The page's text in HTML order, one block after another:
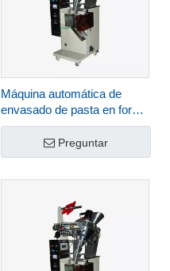
Máquina automática de
envasado de pasta en forma
de bolsa piramidal DXDG-
Preguntar